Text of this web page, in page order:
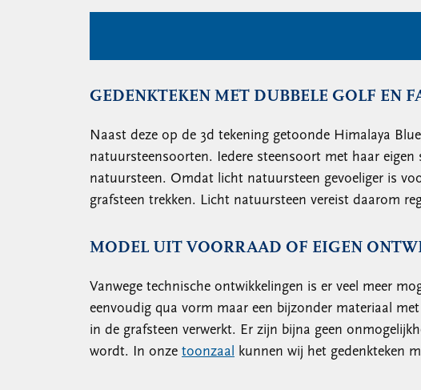
GEDENKTEKEN MET DUBBELE GOLF EN
Naast deze op de 3d tekening getoonde Himalaya
natuursteensoorten. Iedere steensoort met haar
natuursteen. Omdat licht natuursteen gevoeliger is
grafsteen trekken. Licht natuursteen vereist daarom
MODEL UIT VOORRAAD OF EIGEN
Vanwege technische ontwikkelingen is er veel meer
eenvoudig qua vorm maar een bijzonder materiaal
in de grafsteen verwerkt. Er zijn bijna geen
wordt. In onze toonzaal kunnen wij het gedenkteken